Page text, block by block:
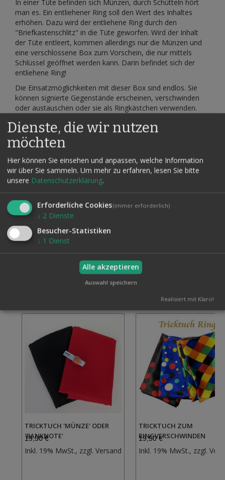
In einer Tüte befinden sich Münzen, durch Schütteln hört
man es. Ein entliehener Ring soll den Wert des Inhaltes
erhöhen. Dazu wird der entliehene Ring durch den
"Briefkastenschlitz" in die Tüte geworfen. Wird der Inhalt
der Tüte entleert, kommen allerdings nur die Münzen und
eine verschlossene Box zum Vorschein, die nur mittels
Schlüssel geöffnet werden kann. Darin befindet sich der
entliehene Ring!
Die Einsatzmöglichkeiten mit dieser Box sind endlos. Sie
können signierte Gegenstände erscheinen, verschwinden
oder austauschen oder sie als Ringkästchen verwenden.
Das clevere Geheimnis der Box nimmt Ihnen alle Arbeit ab.
Fingerfertigkeit wird nicht benötigt. Wer das Geheimnis nicht
kennt, kommt nicht darauf! Keine seitliche Klappe!
Die Lieferung erfolgt inklusive Vorhängeschloss und einer
deutschen Routine.
Maße: 60 x 50 x 40 mm
Produktsicherheit
Verwandte Artikel
TRICKTUCH 'MÜNZE' ODER
'BANKNOTE'
19,50 €
Inkl. 19% MwSt., zzgl. VersandZur
TRICKTUCH ZUM
RINGVERSCHWINDEN
19,50 €
Inkl. 19% MwSt., zzgl.
Dienste, die wir nutzen
möchten
Hier können Sie einsehen und anpassen, welche Information
wir über Sie sammeln. Um mehr zu erfahren, lesen Sie bitte
unsere Datenschutzerklärung.
Erforderliche Cookies(immer erforderlich)
↓ 2 Dienste
Besucher-Statistiken
↓ 1 Dienst
Alle akzeptieren
Auswahl speichern
Realisiert mit Klaro!